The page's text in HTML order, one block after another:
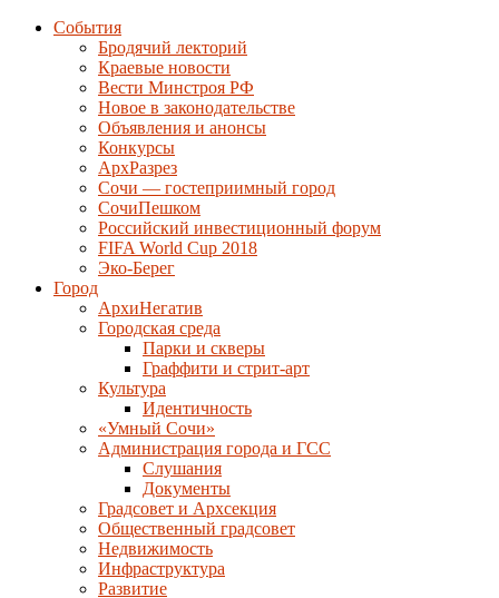
События
Бродячий лекторий
Краевые новости
Вести Минстроя РФ
Новое в законодательстве
Объявления и анонсы
Конкурсы
АрхРазрез
Сочи — гостеприимный город
СочиПешком
Российский инвестиционный форум
FIFA World Cup 2018
Эко-Берег
Город
АрхиНегатив
Городская среда
Парки и скверы
Граффити и стрит-арт
Культура
Идентичность
«Умный Сочи»
Администрация города и ГСС
Слушания
Документы
Градсовет и Архсекция
Общественный градсовет
Недвижимость
Инфраструктура
Развитие